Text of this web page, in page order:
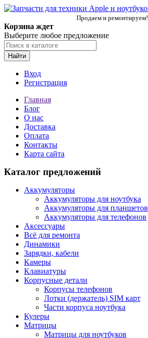
Продаем и ремонтируем!
Корзина ждет
Выберите любое предложение
Найти
Вход
Регистрация
Главная
Блог
О нас
Доставка
Оплата
Контакты
Карта сайта
Каталог предложений
Аккумуляторы
Аккумуляторы для ноутбука
Аккумуляторы для планшетов
Аккумуляторы для телефонов
Аксессуары
Всё для ремонта
Динамики
Зарядки, кабели
Камеры
Клавиатуры
Корпусные детали
Корпусы телефонов
Лотки (держатель) SIM карт
Части корпуса ноутбука
Кулеры
Матрицы
Матрицы для ноутбуков